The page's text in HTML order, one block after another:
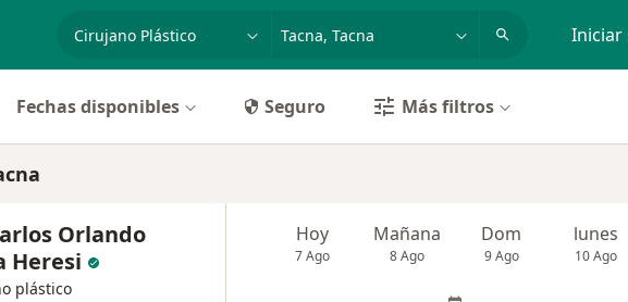
especialidad, enfermedad o nombre Iniciar
Fechas disponibles Seguro Más filtros
Orlando
Heresi
plástico
Hoy
7 Ago
Mañana
8 Ago
Dom
9 Ago
lunes
10 Ago